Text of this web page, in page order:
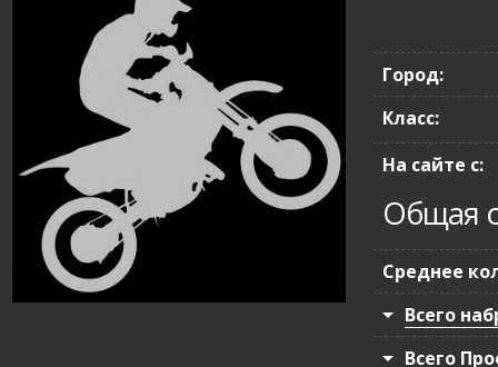
Город:
Класс:
На сайте с:
Общая
Среднее
Всего
Всего